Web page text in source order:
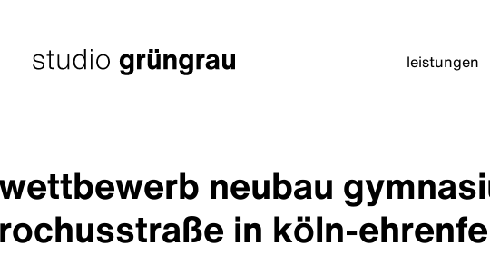
springenStartseite leistungen
neubau
in köln-